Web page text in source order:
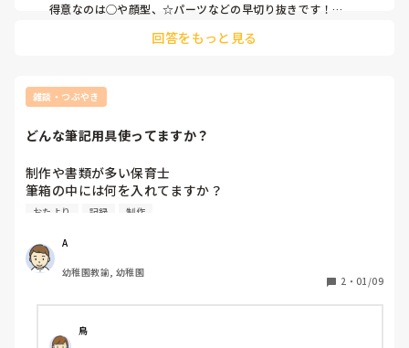
得意なのは◯や顔型、☆パーツなどの早切り抜きです！
回答をもっと見る
雑談・つぶやき
どんな筆記用具使ってますか？
制作や書類が多い保育士
筆箱の中には何を入れてますか？
おすすめの文房具などあれば教えてください‼︎
おたより 記録 制作
A
幼稚園教諭, 幼稚園
2 ・ 01/09
鳥